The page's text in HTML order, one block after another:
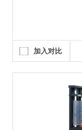
加入对比